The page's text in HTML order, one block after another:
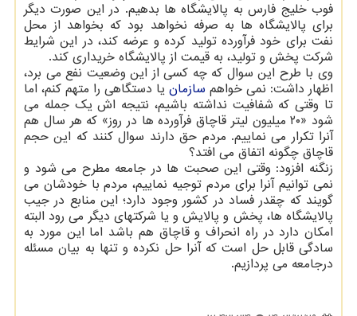
فوب خلیج فارس به پالایشگاه ها بدهیم. در این صورت دیگر
برای پالایشگاه ها به صرفه نخواهد بود که بخواهد از محل
نفت برای خود فرآورده تولید کرده و عرضه کند، در این شرایط
شرکت پخش و تولید، به قیمت از پالایشگاه خریداری کند.
وی با طرح این سوال که چه کسی از این وضعیت نفع می برد،
اظهار داشت: نمی خواهم سازمان یا دستگاهی را متهم کنم، اما
تا وقتی که شفافیت نداشته باشیم، نتیجه اش یک جمله می
شود «۲۰ میلیون لیتر قاچاق فرآورده ها در روز» که هر سال هم
آنرا تکرار می نماییم. مردم حق دارند سوال کنند که این حجم
قاچاق چگونه اتفاق می افتد؟
زنگنه افزود: وقتی این صحبت ها در جامعه مطرح می شود و
نمی توانیم آنرا برای مردم توجیه نماییم، مردم با خودشان می
گویند که چقدر فساد در کشور وجود دارد؛ این منابع در جیب
پالایشگاه ها، پخش و پالایش و یا شرکتهای دیگر می رود البته
امکان دارد در راه انحراف و قاچاق هم باشد اما این مورد به
سادگی قابل حل است که آنرا حل نکرده و تنها به بیان مسئله
درجامعه می پردازیم.